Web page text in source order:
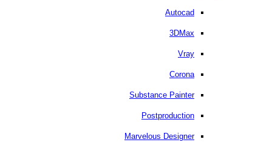
Autocad
3DMax
Vray
Corona
Substance Painter
Postproduction
Marvelous Designer